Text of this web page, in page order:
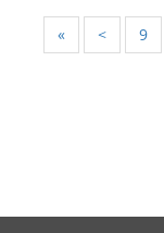
« < 9